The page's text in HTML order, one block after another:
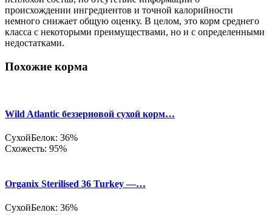
происхождении ингредиентов и точной калорийности
немного снижает общую оценку. В целом, это корм среднего
класса с некоторыми преимуществами, но и с определенными
недостатками.
Похожие корма
Wild Atlantic беззерновой сухой корм…
СухойБелок: 36%
Схожесть: 95%
Organix Sterilised 36 Turkey —…
СухойБелок: 36%